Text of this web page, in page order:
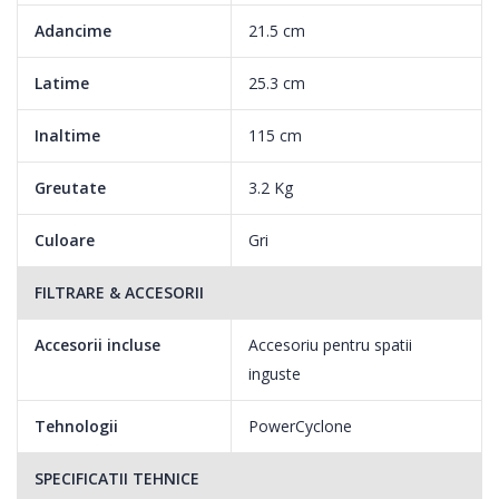
dintr-o miscare
2) Are eficienta de curatare maxima datorita fluxului de aer
optimizat prin capul de curatare.
Adancime 21.5 cm
Latime 25.3 cm
Inaltime 115 cm
Greutate 3.2 Kg
Culoare Gri
FILTRARE & ACCESORII
Accesorii incluse
Accesoriu pentru spatii
inguste
Tehnologii PowerCyclone
SPECIFICATII TEHNICE